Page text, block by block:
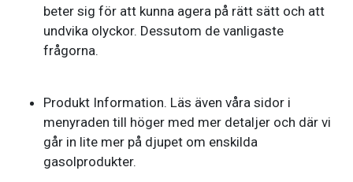
beter sig för att kunna agera på rätt sätt och att
undvika olyckor. Dessutom de vanligaste
frågorna.
Produkt Information. Läs även våra sidor i
menyraden till höger med mer detaljer och där vi
går in lite mer på djupet om enskilda
gasolprodukter.